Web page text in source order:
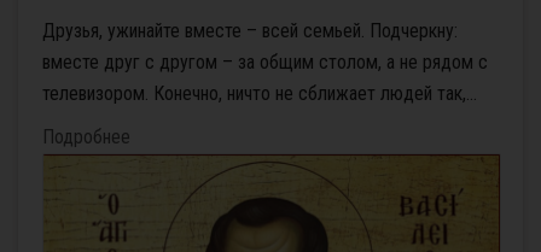
Друзья, ужинайте вместе – всей семьей. Подчеркну:
вместе друг с другом – за общим столом, а не рядом с
телевизором. Конечно, ничто не сближает людей так,...
Подробнее